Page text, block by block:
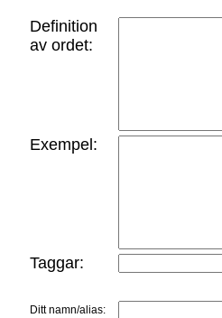
Definition
av ordet:
Exempel:
Taggar:
Ditt namn/alias: